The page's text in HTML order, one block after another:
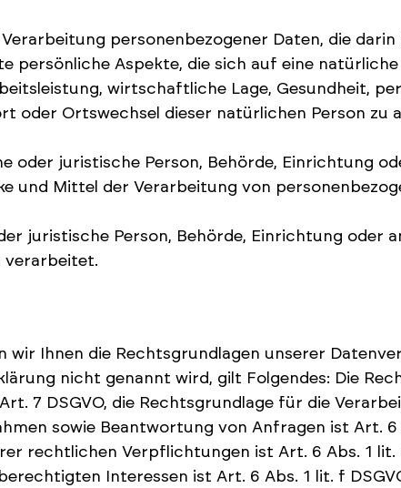
personenbezogener Daten, die
persönliche Aspekte, die sich auf eine
wirtschaftliche Lage, Gesundheit,
oder Ortswechsel dieser natürlichen Person zu
oder juristische Person, Behörde, Einrichtung
und Mittel der Verarbeitung von
juristische Person, Behörde, Einrichtung oder
verarbeitet.
wir Ihnen die Rechtsgrundlagen unserer
nicht genannt wird, gilt Folgendes: Die
7 DSGVO, die Rechtsgrundlage für die
sowie Beantwortung von Anfragen ist Art. 6
rechtlichen Verpflichtungen ist Art. 6 Abs. 1 lit.
Interessen ist Art. 6 Abs. 1 lit. f